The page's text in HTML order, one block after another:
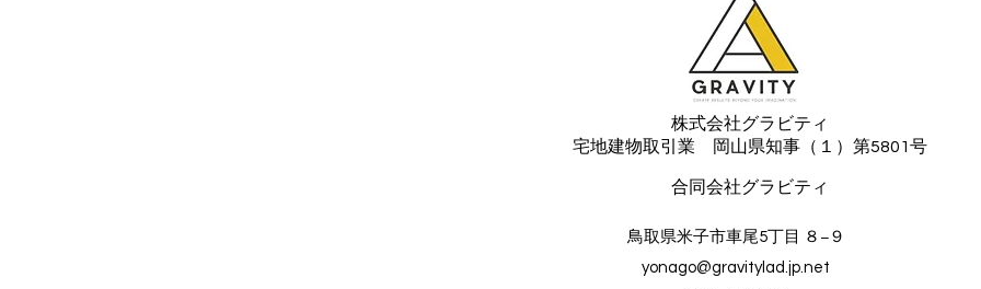
株式会社グラビティ
宅地建物取引業 岡山県知事（１）第5801号
​合同会社グラビティ
鳥取県米子市車尾5丁目 ８−９
yonago@gravitylad.jp.net